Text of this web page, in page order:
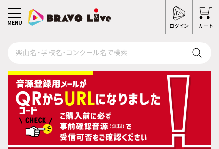
ログイン カート
MENU